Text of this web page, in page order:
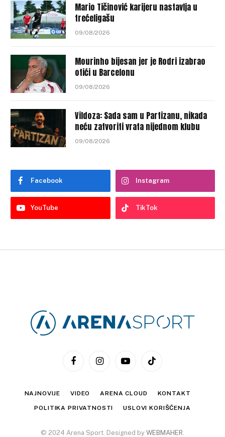
Mario Tičinović karijeru nastavlja u
trećeligašu
09/08/2026
Mourinho bijesan jer je Rodri izabrao
otići u Barcelonu
09/08/2026
Vildoza: Sada sam u Partizanu, nikada
neću zatvoriti vrata nijednom klubu
09/08/2026
Facebook Instagram
YouTube TikTok
FacebookInstagramYouTubeTikTok
NAJNOVIJE VIDEO ARENA CLOUD KONTAKT
POLITIKA PRIVATNOSTI USLOVI KORIŠĆENJA
© 2024 Arena Sport. Designed by WEBMAHER